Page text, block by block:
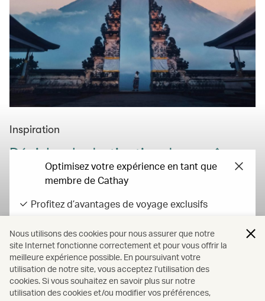
Inspiration
Dénichez la destination de vos rêves
Trouvez l’inspiration dans nos guides de voyage ou en
consultant nos conseils et idées, puis commencez à
planifier votre prochaine escapade dès aujourd’hui.
En savoir plus
Tous les tarifs incluent les taxes et les surcharges imposées par le
transporteur. Tous les tarifs, taxes gouvernementales, autres frais et
surcharges sont susceptibles d’être modifiés à tout moment.
Optimisez votre expérience en tant que
membre de Cathay
Profitez d’avantages de voyage exclusifs
Gagnez des Asia Miles sur vos dépenses
quotidiennes
Se connecter/S’inscrire
Nous utilisons des cookies pour nous assurer que notre
site Internet fonctionne correctement et pour vous offrir la
meilleure expérience possible. En poursuivant votre
utilisation de notre site, vous acceptez l’utilisation des
cookies. Si vous souhaitez en savoir plus sur notre
utilisation des cookies et/ou modifier vos préférences,